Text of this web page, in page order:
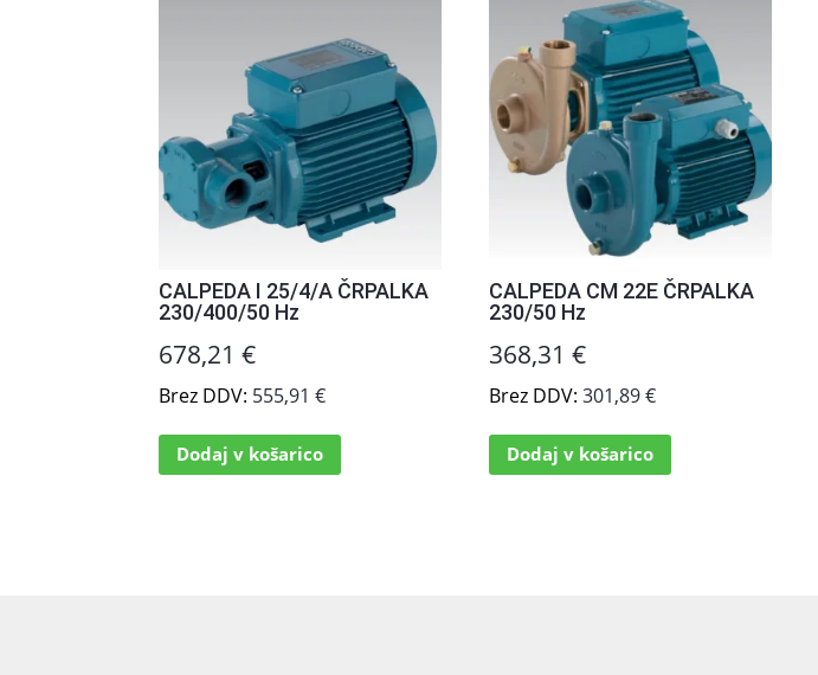
CALPEDA I 25/4/A ČRPALKA
230/400/50 Hz
678,21€
Brez DDV: 555,91€
Dodaj v košarico
CALPEDA CM 22E ČRPALKA
230/50 Hz
368,31€
Brez DDV:301,89€
Dodaj v košarico